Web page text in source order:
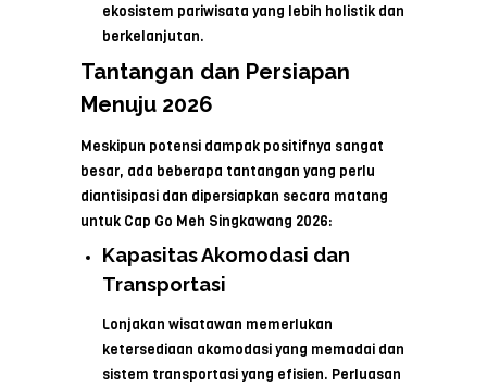
ekosistem pariwisata yang lebih holistik dan
berkelanjutan.
Tantangan dan Persiapan
Menuju 2026
Meskipun potensi dampak positifnya sangat
besar, ada beberapa tantangan yang perlu
diantisipasi dan dipersiapkan secara matang
untuk Cap Go Meh Singkawang 2026:
Kapasitas Akomodasi dan
Transportasi
Lonjakan wisatawan memerlukan
ketersediaan akomodasi yang memadai dan
sistem transportasi yang efisien. Perluasan